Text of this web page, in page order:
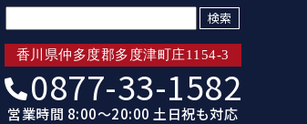
香川県仲多度郡多度津町庄1154-3
0877-33-1582
営業時間 8:00～20:00 土日祝も対応